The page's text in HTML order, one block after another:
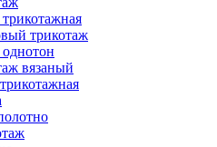
трикотаж
вязаный